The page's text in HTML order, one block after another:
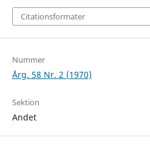
Citationsformater
Nummer
Årg. 58 Nr. 2 (1970)
Sektion
Andet